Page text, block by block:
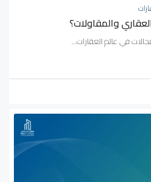
والمقاولات؟
في عالم العقارات...